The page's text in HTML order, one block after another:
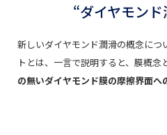
“ダイヤモン
新しいダイヤモンド潤滑の概念につ
トとは、一言で説明すると、膜概念
の無いダイヤモンド膜の摩擦界面へ